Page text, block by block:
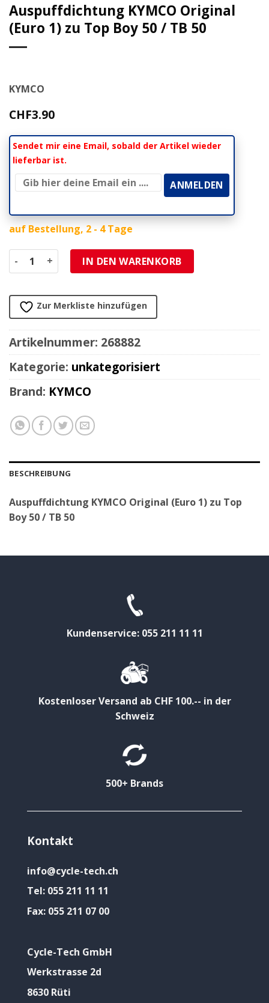
Auspuffdichtung KYMCO Original
(Euro 1) zu Top Boy 50 / TB 50
KYMCO
CHF3.90
Sendet mir eine Email, sobald der Artikel wieder
lieferbar ist.
auf Bestellung, 2 - 4 Tage
Auspuffdichtung KYMCO Original (Euro 1) zu Top Boy 50 /
IN DEN WARENKORB
Zur Merkliste hinzufügen
Artikelnummer: 268882
Kategorie: unkategorisiert
Brand: KYMCO
BESCHREIBUNG
Auspuffdichtung KYMCO Original (Euro 1) zu Top
Boy 50 / TB 50
Kundenservice: 055 211 11 11
Kostenloser Versand ab CHF 100.-- in der
Schweiz
500+ Brands
Kontakt
info@cycle-tech.ch
Tel: 055 211 11 11
Fax: 055 211 07 00
Cycle-Tech GmbH
Werkstrasse 2d
8630 Rüti